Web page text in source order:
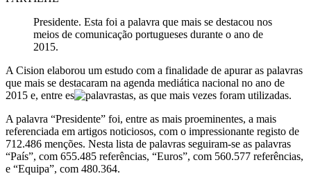
Presidente. Esta foi a palavra que mais se destacou nos
meios de comunicação portugueses durante o ano de
2015.
A Cision elaborou um estudo com a finalidade de apurar as palavras
que mais se destacaram na agenda mediática nacional no ano de
2015 e, entre es
tas, as que mais vezes foram utilizadas.
A palavra “Presidente” foi, entre as mais proeminentes, a mais
referenciada em artigos noticiosos, com o impressionante registo de
712.486 menções. Nesta lista de palavras seguiram-se as palavras
“País”, com 655.485 referências, “Euros”, com 560.577 referências,
e “Equipa”, com 480.364.